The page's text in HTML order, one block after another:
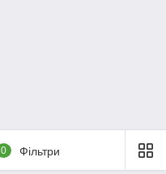
0 Фільтри